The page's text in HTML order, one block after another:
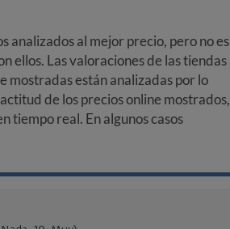
analizados al mejor precio, pero no es
ellos. Las valoraciones de las tiendas
mostradas están analizadas por lo
de los precios online mostrados,
tiempo real. En algunos casos